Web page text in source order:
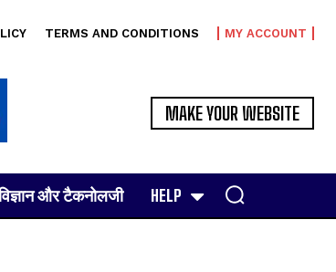
TERMS AND CONDITIONS MY ACCOUNT
MAKE YOUR WEBSITE
और टैकनोलजी HELP